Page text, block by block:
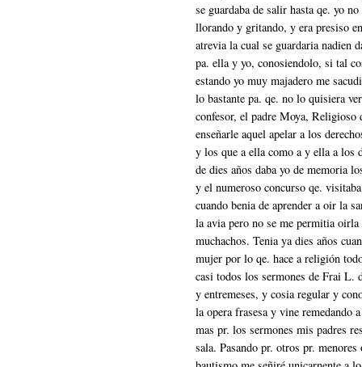
se guardaba de salir hasta qe. yo
llorando y gritando, y era presiso
atrevia la cual se guardaria nadien
pa. ella y yo, conosiendolo, si tal
estando yo muy majadero me
lo bastante pa. qe. no lo quisiera
confesor, el padre Moya, Religioso
enseñarle aquel apelar a los
y los que a ella como a y ella a los
de dies años daba yo de memoria
y el numeroso concurso qe.
cuando benia de aprender a oir la
la avia pero no se me permitia
muchachos. Tenia ya dies años
mujer por lo qe. hace a religión
casi todos los sermones de Frai L.
y entremeses, y cosia regular y
la opera frasesa y vine remedando
mas pr. los sermones mis padres
sala. Pasando pr. otros pr.